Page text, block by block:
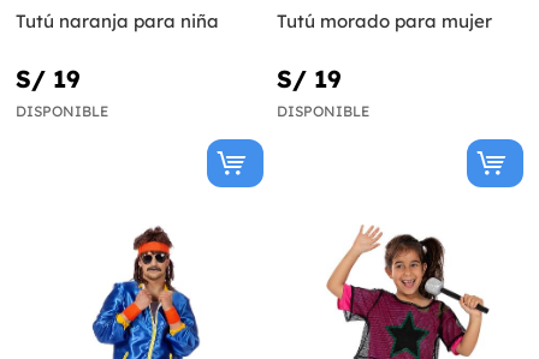
Tutú naranja para niña
S/ 19
DISPONIBLE
Tutú morado para mujer
S/ 19
DISPONIBLE